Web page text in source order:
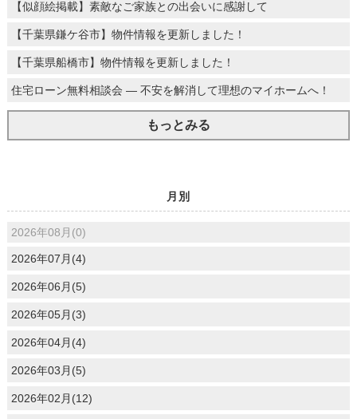
【似顔絵掲載】素敵なご家族との出会いに感謝して
【千葉県鎌ケ谷市】物件情報を更新しました！
【千葉県船橋市】物件情報を更新しました！
住宅ローン無料相談会 ― 不安を解消して理想のマイホームへ！
もっとみる
月別
2026年08月(0)
2026年07月(4)
2026年06月(5)
2026年05月(3)
2026年04月(4)
2026年03月(5)
2026年02月(12)